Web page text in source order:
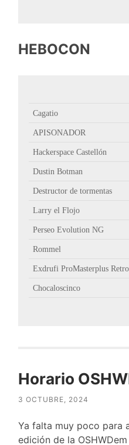
HEBOCON
Cagatio
APISONADOR
Hackerspace Castellón
Dustin Botman
Destructor de tormentas
Larry el Flojo
Perseo Evolution NG
Rommel
Exdrufi ProMasterplus
Chocaloscinco
Horario
3 OCTUBRE, 2024
Ya falta muy poco para
edición de la